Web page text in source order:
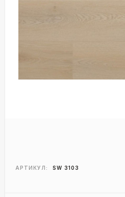
АРТИКУЛ: SW 3103